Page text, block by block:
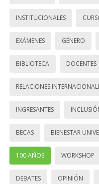
INSTITUCIONALES
EXÁMENES GÉNERO
BIBLIOTECA DOCENTES
RELACIONES
INGRESANTES
BECAS BIENESTAR
100 AÑOS WORKSHOP
DEBATES OPINIÓN